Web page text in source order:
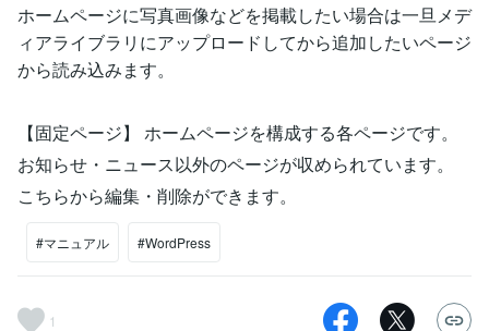
ホームページに写真画像などを掲載したい場合は一旦メデ
ィアライブラリにアップロードしてから追加したいページ
から読み込みます。
【固定ページ】 ホームページを構成する各ページです。
お知らせ・ニュース以外のページが収められています。
こちらから編集・削除ができます。
#マニュアル #WordPress
1